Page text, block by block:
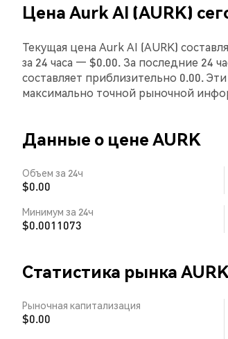
Цена Aurk AI (AURK)
Текущая цена Aurk AI (AURK)
за 24 часа — $0.00. За последние 24
составляет приблизительно 0.00.
максимально точной рыночной
Данные о цене AURK
Объем за 24ч
$0.00
Минимум за 24ч
$0.0011073
Статистика рынка AURK
Рыночная капитализация
$0.00